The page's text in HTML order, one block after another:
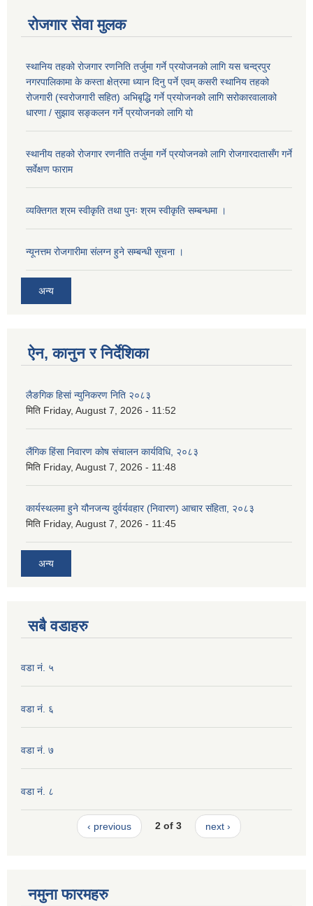
रोजगार सेवा मुलक
स्थानिय तहको रोजगार रणनिति तर्जुमा गर्ने प्रयोजनको लागि यस चन्द्रपुर
नगरपालिकामा के कस्ता क्षेत्रमा ध्यान दिनु पर्ने एवम् कसरी स्थानिय तहको
रोजगारी (स्वरोजगारी सहित) अभिबृद्धि गर्ने प्रयोजनको लागि सरोकारवालाको
धारणा / सुझाव सङ्कलन गर्ने प्रयोजनको लागि यो
स्थानीय तहको रोजगार रणनीति तर्जुमा गर्ने प्रयोजनको लागि रोजगारदातासँग गर्ने
सर्वेक्षण फाराम
व्यक्तिगत श्रम स्वीकृति तथा पुनः श्रम स्वीकृति सम्बन्धमा ।
न्यूनत्तम रोजगारीमा संलग्न हुने सम्बन्धी सूचना ।
अन्य
ऐन, कानुन र निर्देशिका
लैङगिक हिसां न्युनिकरण निति २०८३
मिति Friday, August 7, 2026 - 11:52
लैंगिक हिंसा निवारण कोष संचालन कार्यविधि, २०८३
मिति Friday, August 7, 2026 - 11:48
कार्यस्थलमा हुने यौनजन्य दुर्वर्यवहार (निवारण) आचार संहिता, २०८३
मिति Friday, August 7, 2026 - 11:45
अन्य
सबै वडाहरु
वडा नं. ५
वडा नं. ६
वडा नं. ७
वडा नं. ८
‹ previous 2 of 3 next ›
नमुना फारमहरु